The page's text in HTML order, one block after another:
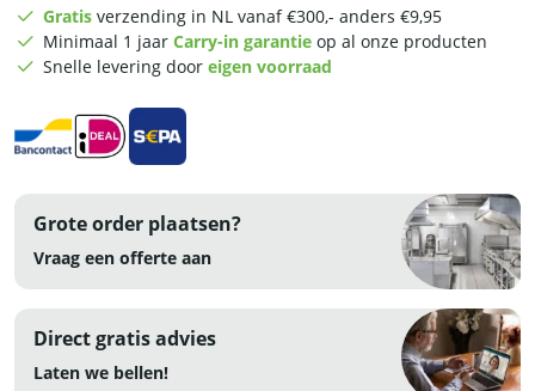
liter
90
230V
-
Gratis verzending in NL vanaf €300,- anders €9,95
Minimaal 1 jaar Carry-in garantie op al onze producten
Snelle levering door eigen voorraad
Grote order plaatsen?
Vraag een offerte aan
Direct gratis advies
Laten we bellen!